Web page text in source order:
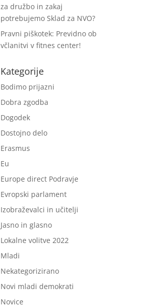
za družbo in zakaj
potrebujemo Sklad za NVO?
Pravni piškotek: Previdno ob
včlanitvi v fitnes center!
Kategorije
Bodimo prijazni
Dobra zgodba
Dogodek
Dostojno delo
Erasmus
Eu
Europe direct Podravje
Evropski parlament
Izobraževalci in učitelji
Jasno in glasno
Lokalne volitve 2022
Mladi
Nekategorizirano
Novi mladi demokrati
Novice